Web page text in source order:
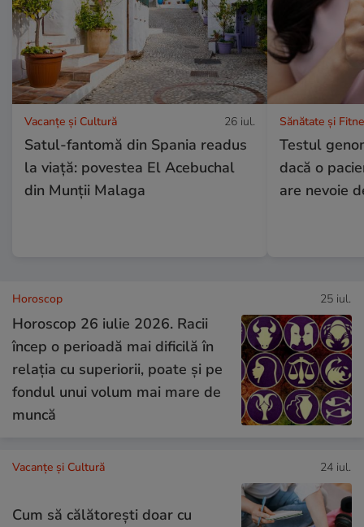
Vacanțe și Cultură 26 iul.
Satul-fantomă din Spania readus
la viață: povestea El Acebuchal
din Munții Malaga
Sănătate și
Testul
dacă o
are nevoie
Horoscop 25 iul.
Horoscop 26 iulie 2026. Racii
încep o perioadă mai dificilă în
relația cu superiorii, poate și pe
fondul unui volum mai mare de
muncă
Vacanțe și Cultură 24 iul.
Cum să călătoreşti doar cu